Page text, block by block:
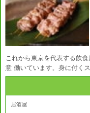
これから東京を代表する飲
意 働いています。身に付く
居酒屋